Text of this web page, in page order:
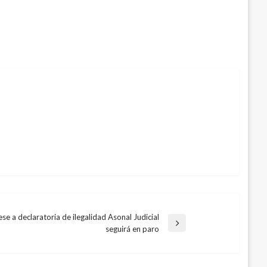
a declaratoria de ilegalidad Asonal Judicial
seguirá en paro